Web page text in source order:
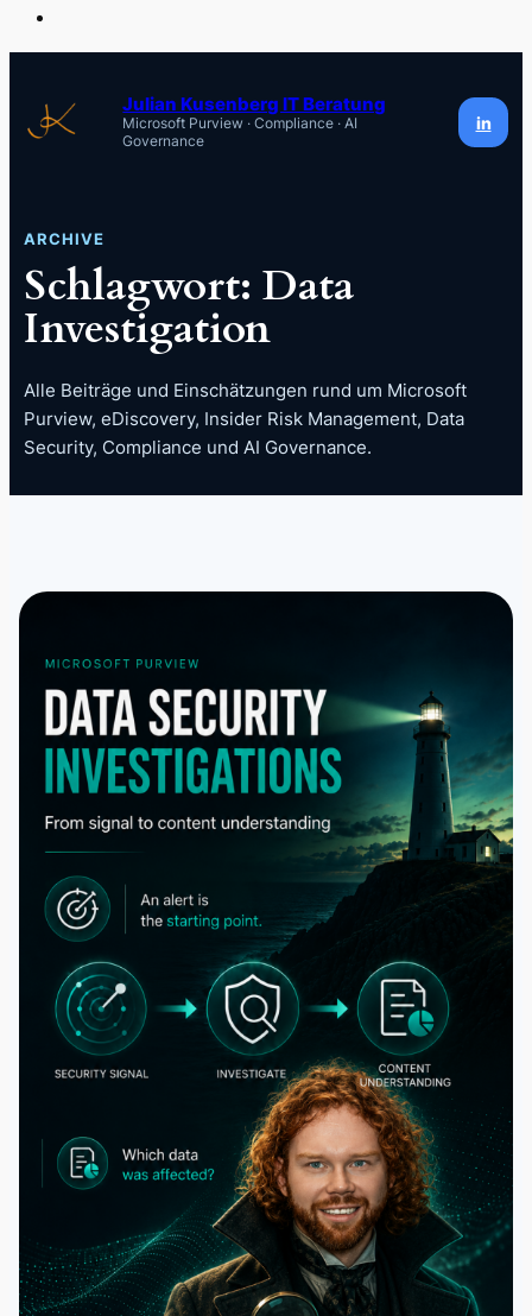
springen
Julian Kusenberg IT Beratung
Microsoft Purview · Compliance · AI
Governance
in
ARCHIVE
Schlagwort: Data
Investigation
Alle Beiträge und Einschätzungen rund um Microsoft
Purview, eDiscovery, Insider Risk Management, Data
Security, Compliance und AI Governance.